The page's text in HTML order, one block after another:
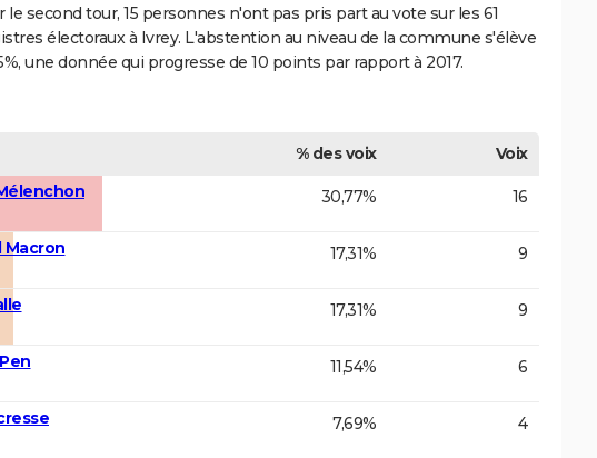
second tour, 15 personnes n'ont pas pris part au vote sur les 61
électoraux à Ivrey. L'abstention au niveau de la commune s'élève
une donnée qui progresse de 10 points par rapport à 2017.
% des voix
Voix
30,77% 16
Macron 17,31% 9
17,31% 9
11,54% 6
7,69% 4